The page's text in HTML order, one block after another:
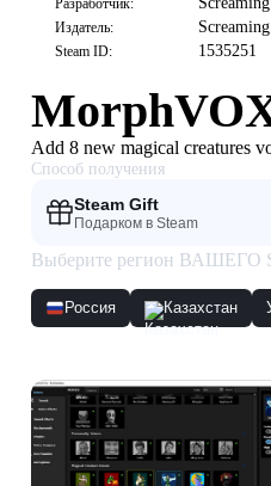
Издатель:
Steam ID: 1535251
Add 8 new magical creatures
Способ получения
Steam Gift
Подарком в Steam
Выберите регион ВАШЕГО
Россия Казахстан